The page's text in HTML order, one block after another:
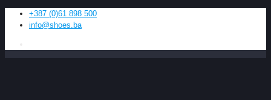
+387 (0)61 898 500
info@shoes.ba